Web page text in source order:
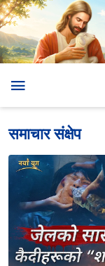
समाचार संक्षेप